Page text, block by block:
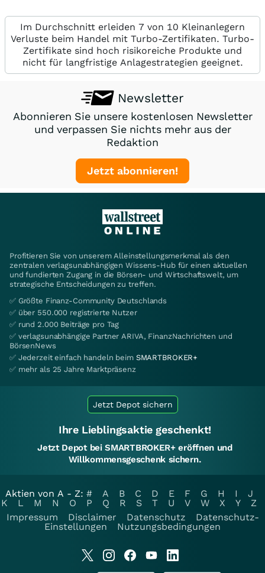
Im Durchschnitt erleiden 7 von 10 Kleinanlegern
Verluste beim Handel mit Turbo-Zertifikaten. Turbo-
Zertifikate sind hoch risikoreiche Produkte und
nicht für langfristige Anlagestrategien geeignet.
Newsletter
Abonnieren Sie unsere kostenlosen Newsletter
und verpassen Sie nichts mehr aus der
Redaktion
Jetzt abonnieren!
Profitieren Sie von unserem Alleinstellungsmerkmal als den
zentralen verlagsunabhängigen Wissens-Hub für einen aktuellen
und fundierten Zugang in die Börsen- und Wirtschaftswelt, um
strategische Entscheidungen zu treffen.
✅ Größte Finanz-Community Deutschlands
✅ über 550.000 registrierte Nutzer
✅ rund 2.000 Beiträge pro Tag
✅ verlagsunabhängige Partner ARIVA, FinanzNachrichten und
BörsenNews
✅ Jederzeit einfach handeln beim SMARTBROKER+
✅ mehr als 25 Jahre Marktpräsenz
Jetzt Depot sichern
Ihre Lieblingsaktie geschenkt!
Jetzt Depot bei SMARTBROKER+ eröffnen und
Willkommensgeschenk sichern.
Aktien von A - Z: # A B C D E F G H I
J
K
L M N O P Q R S T U V W X Y
Z
Impressum
Disclaimer Datenschutz
Datenschutz-
Einstellungen
Nutzungsbedingungen